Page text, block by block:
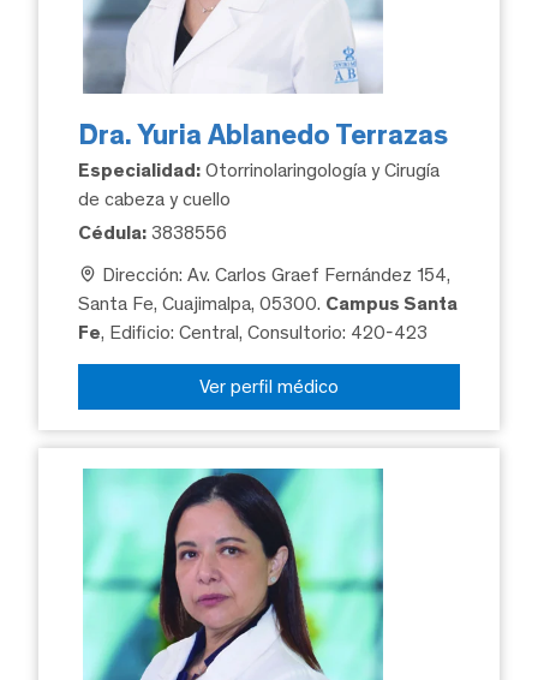
Dra. Yuria Ablanedo Terrazas
Especialidad: Otorrinolaringología y Cirugía
de cabeza y cuello
Cédula: 3838556
Dirección: Av. Carlos Graef Fernández 154,
Santa Fe, Cuajimalpa, 05300. Campus Santa
Fe, Edificio: Central, Consultorio: 420-423
Ver perfil médico